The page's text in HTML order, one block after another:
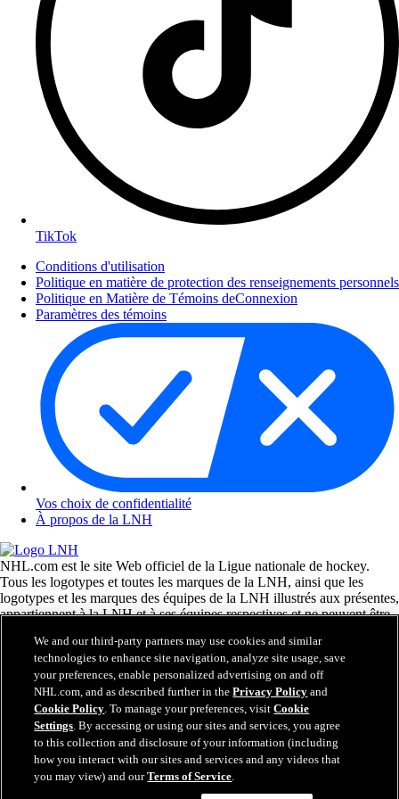
TikTok
Conditions d'utilisation
Politique en matière de protection des renseignements personnels
Politique en Matière de Témoins deConnexion
Paramètres des témoins
Vos choix de confidentialité
À propos de la LNH
NHL.com est le site Web officiel de la Ligue nationale de hockey.
Tous les logotypes et toutes les marques de la LNH, ainsi que les
logotypes et les marques des équipes de la LNH illustrés aux présentes,
appartiennent à la LNH et à ses équipes respectives et ne peuvent être
L.P. © LNH 2026. Tous droits réservés. Tous les chandails d'équipe de
la LNH personnalisés avec les noms des joueurs de la LNH et leurs
numéros sont officiellement sous license de la LNH et de l'AJLNH. Le
mot servant de marque Zamboni et la configuration de la surfaceuse
Zamboni sont des marques de commerce déposées de Frank J.
Zamboni & Co., Inc. © Frank J. Zamboni & Co., Inc. 2026. Tous
droits réservés. Toute autre marque déposée ou tout droit d'auteur d'une
tierce partie sont la propriété de leurs auteurs respectifs. Tous droits
réservés.
We and our third-party partners may use cookies and similar
technologies to enhance site navigation, analyze site usage, save
your preferences, enable personalized advertising on and off
NHL.com, and as described further in thePrivacy Policy and
Cookie Policy. To manage your preferences, visitCookie
Settings. By accessing or using our sites and services, you agree
to this collection and disclosure of your information (including
how you interact with our sites and services and any videos that
you may view) and ourTerms of Service.